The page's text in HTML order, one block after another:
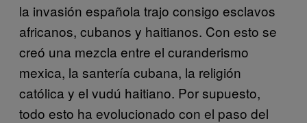
la invasión española trajo consigo esclavos
africanos, cubanos y haitianos. Con esto se
creó una mezcla entre el curanderismo
mexica, la santería cubana, la religión
católica y el vudú haitiano. Por supuesto,
todo esto ha evolucionado con el paso del